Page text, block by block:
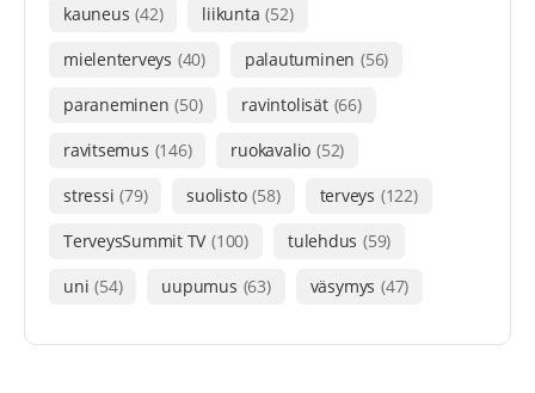
kauneus (42) liikunta (52)
mielenterveys (40) palautuminen (56)
paraneminen (50) ravintolisät (66)
ravitsemus (146) ruokavalio (52)
stressi (79) suolisto (58) terveys (122)
TerveysSummit TV (100) tulehdus (59)
uni (54) uupumus (63) väsymys (47)